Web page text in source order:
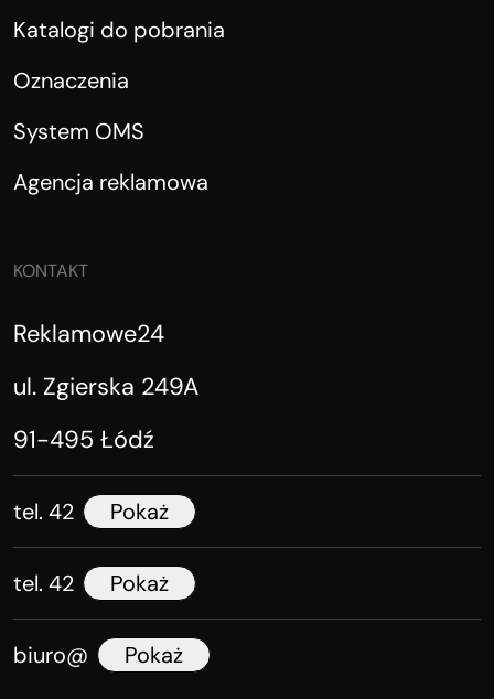
Katalogi do pobrania
Oznaczenia
System OMS
Agencja reklamowa
KONTAKT
Reklamowe24
ul. Zgierska 249A
91-495 Łódź
tel. 42 Pokaż
tel. 42 Pokaż
biuro@ Pokaż